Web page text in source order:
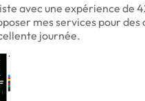
avec une expérience de
mes services pour
journée.